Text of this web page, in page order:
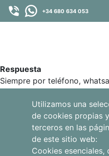
Pasar al contenido principal
+34 680 634 053
Respuesta
Siempre por teléfono,
Dudas sobre
Utilizamos una
de cookies propias
terceros en las
de este sitio web:
Cookies esenciales,